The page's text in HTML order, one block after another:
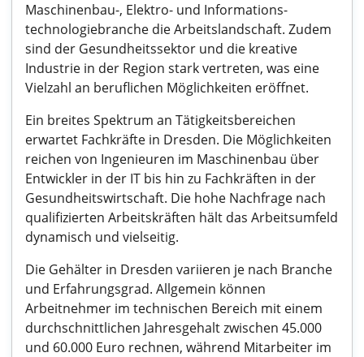
Maschinenbau-, Elektro- und Informations-
technologiebranche die Arbeitslandschaft. Zudem
sind der Gesundheitssektor und die kreative
Industrie in der Region stark vertreten, was eine
Vielzahl an beruflichen Möglichkeiten eröffnet.
Ein breites Spektrum an Tätigkeitsbereichen
erwartet Fachkräfte in Dresden. Die Möglichkeiten
reichen von Ingenieuren im Maschinenbau über
Entwickler in der IT bis hin zu Fachkräften in der
Gesundheitswirtschaft. Die hohe Nachfrage nach
qualifizierten Arbeitskräften hält das Arbeitsumfeld
dynamisch und vielseitig.
Die Gehälter in Dresden variieren je nach Branche
und Erfahrungsgrad. Allgemein können
Arbeitnehmer im technischen Bereich mit einem
durchschnittlichen Jahresgehalt zwischen 45.000
und 60.000 Euro rechnen, während Mitarbeiter im